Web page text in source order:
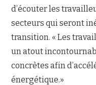
d’écouter les
secteurs qui seront
transition. « Les
un atout
concrètes afin
énergétique.»